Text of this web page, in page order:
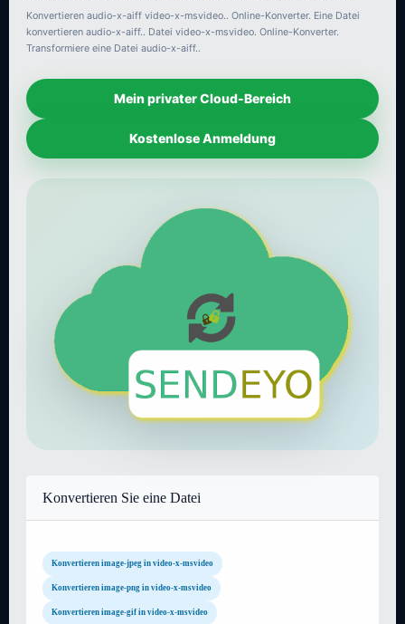
Konvertieren audio-x-aiff video-x-msvideo.. Online-Konverter. Eine Datei
konvertieren audio-x-aiff.. Datei video-x-msvideo. Online-Konverter.
Transformiere eine Datei audio-x-aiff..
Mein privater Cloud-Bereich
Kostenlose Anmeldung
Konvertieren Sie eine Datei
Konvertieren image-jpeg in video-x-msvideo
Konvertieren image-png in video-x-msvideo
Konvertieren image-gif in video-x-msvideo